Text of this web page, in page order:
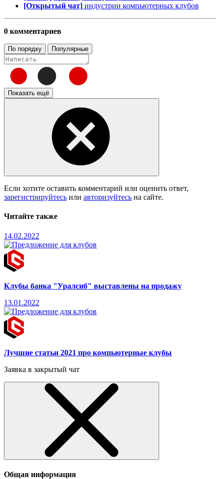
[Открытый чат] индустрии компьютерных клубов
0 комментариев
По порядку Популярные
Показать ещё
Если хотите оставить комментарий или оценить ответ,
зарегистрируйтесь или авторизуйтесь на сайте.
Читайте также
14.02.2022
Клубы банка "Уралсиб" выставлены на продажу
13.01.2022
Лучшие статьи 2021 про компьютерные клубы
Заявка в закрытый чат
Общая информация